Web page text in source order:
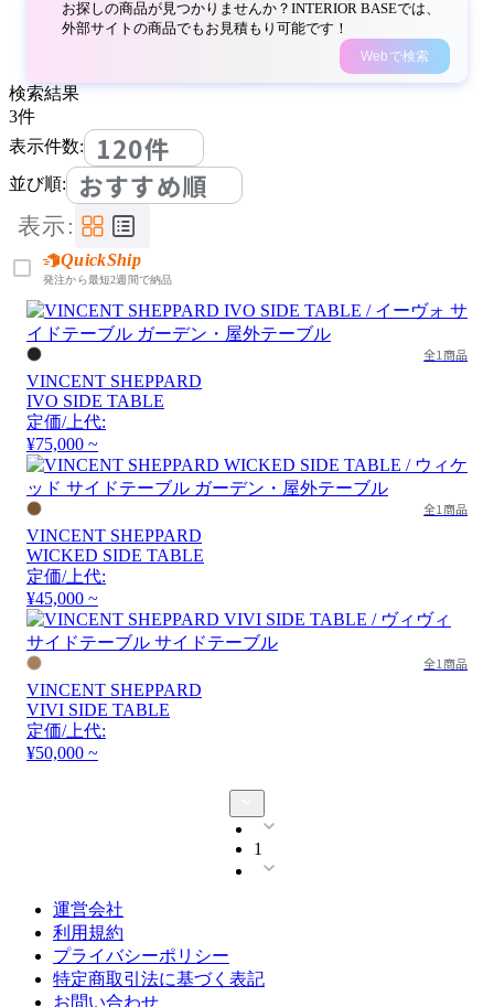
お探しの商品が見つかりませんか？INTERIOR BASEでは、
外部サイトの商品でもお見積もり可能です！
Webで検索
検索結果
3件
表示件数:
120件
並び順: おすすめ順
表示:
QuickShip
発注から最短2週間で納品
全1商品
VINCENT SHEPPARD
IVO SIDE TABLE
定価/上代:
¥75,000 ~
全1商品
VINCENT SHEPPARD
WICKED SIDE TABLE
定価/上代:
¥45,000 ~
全1商品
VINCENT SHEPPARD
VIVI SIDE TABLE
定価/上代:
¥50,000 ~
1
運営会社
利用規約
プライバシーポリシー
特定商取引法に基づく表記
お問い合わせ